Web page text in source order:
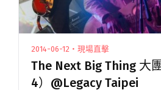
2014-06-12・現場直擊
The Next Big Thing 大
4）@Legacy Taipei